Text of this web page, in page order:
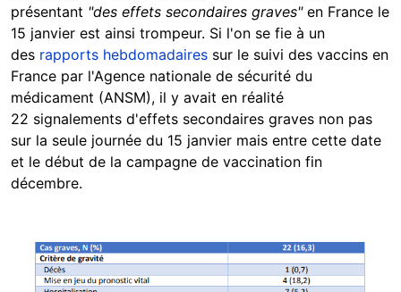
présentant "des effets secondaires graves"en France le
15 janvier est ainsi trompeur. Si l'on se fie à un
des rapports hebdomadaires sur le suivi des vaccins en
France par l'Agence nationale de sécurité du
médicament (ANSM), il y avait en réalité
22 signalements d'effets secondaires graves non pas
sur la seule journée du 15 janvier mais entre cette date
et le début de la campagne de vaccination fin
décembre.
Image